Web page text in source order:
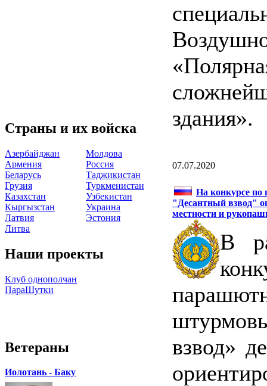
Страны и их войска
Азербайджан
Армения
Беларусь
Грузия
Казахстан
Кыргызстан
Латвия
Литва
Молдова
Россия
Таджикистан
Туркменистан
Узбекистан
Украина
Эстония
Наши проекты
Клуб однополчан
ПараШутки
Ветераны
Иолотань - Баку
здания».
07.07.2020
На конкурсе по
"Десантный взвод"
местности и
В
взвод»